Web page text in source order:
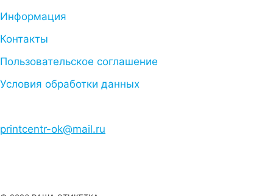
Информация
Контакты
Пользовательское соглашение
Условия обработки данных
printcentr-ok@mail.ru